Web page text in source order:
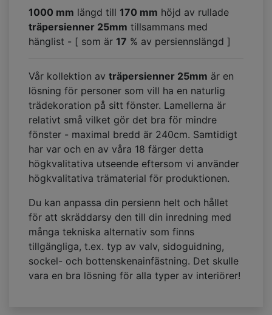
1000 mm längd till 170 mm höjd av rullade
träpersienner 25mm tillsammans med
hänglist - [ som är 17 % av persiennslängd ]
Vår kollektion av träpersienner 25mm är en
lösning för personer som vill ha en naturlig
trädekoration på sitt fönster. Lamellerna är
relativt små vilket gör det bra för mindre
fönster - maximal bredd är 240cm. Samtidigt
har var och en av våra 18 färger detta
högkvalitativa utseende eftersom vi använder
högkvalitativa trämaterial för produktionen.
Du kan anpassa din persienn helt och hållet
för att skräddarsy den till din inredning med
många tekniska alternativ som finns
tillgängliga, t.ex. typ av valv, sidoguidning,
sockel- och bottenskenainfästning. Det skulle
vara en bra lösning för alla typer av interiörer!